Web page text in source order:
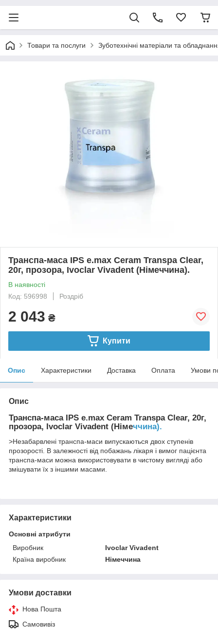
Товари та послуги Зуботехнічні матеріали та
Транспа-маса IPS e.max Ceram Transpa Clear,
20г, прозора, Ivoclar Vivadent (Німеччина).
В наявності
Код: 596998
Роздріб
2 043 ₴
Купити
Опис Характеристики Доставка Оплата Умови
Опис
Транспа-маса IPS e.max Ceram Transpa Clear, 20г,
прозора, Ivoclar Vivadent (Німеччина).
>Незабарвлені транспа-маси випускаються двох ступенів
прозорості. В залежності від побажань лікаря і вимог пацієнта
транспа-маси можна використовувати в чистому вигляді або
змішувати їх з іншими масами.
Характеристики
Основні атрибути
Виробник
Ivoclar Vіvadent
Країна виробник
Німеччина
Умови доставки
Нова Пошта
Самовивіз